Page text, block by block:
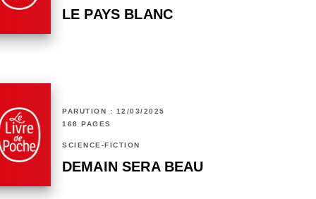
LE PAYS BLANC
PARUTION : 12/03/2025
168 PAGES
SCIENCE-FICTION
DEMAIN SERA BEAU